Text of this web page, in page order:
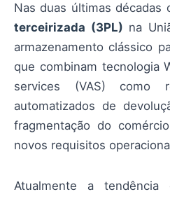
Nas duas últimas décadas
terceirizada (3PL) na
armazenamento clássico
que combinam tecnologia
services (VAS) como
automatizados de
fragmentação do
novos requisitos
Atualmente a